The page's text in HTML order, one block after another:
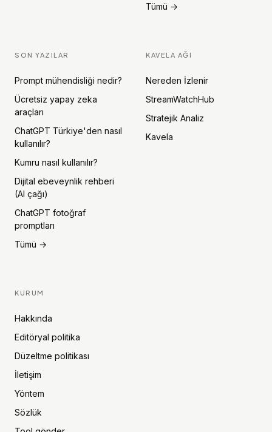
Tümü →
SON YAZILAR
Prompt mühendisliği nedir?
Ücretsiz yapay zeka
araçları
ChatGPT Türkiye'den nasıl
kullanılır?
Kumru nasıl kullanılır?
Dijital ebeveynlik rehberi
(AI çağı)
ChatGPT fotoğraf
promptları
Tümü →
KAVELA AĞI
Nereden İzlenir
StreamWatchHub
Stratejik Analiz
Kavela
KURUM
Hakkında
Editöryal politika
Düzeltme politikası
İletişim
Yöntem
Sözlük